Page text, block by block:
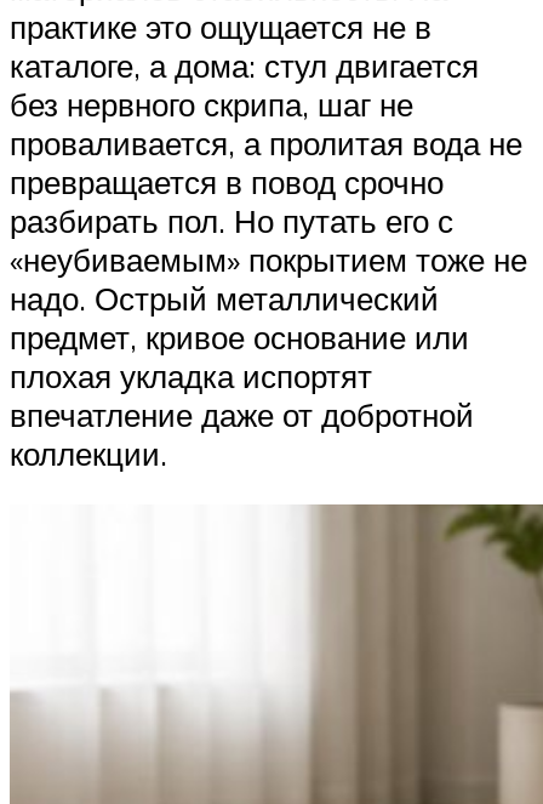
практике это ощущается не в
каталоге, а дома: стул двигается
без нервного скрипа, шаг не
проваливается, а пролитая вода не
превращается в повод срочно
разбирать пол. Но путать его с
«неубиваемым» покрытием тоже не
надо. Острый металлический
предмет, кривое основание или
плохая укладка испортят
впечатление даже от добротной
коллекции.